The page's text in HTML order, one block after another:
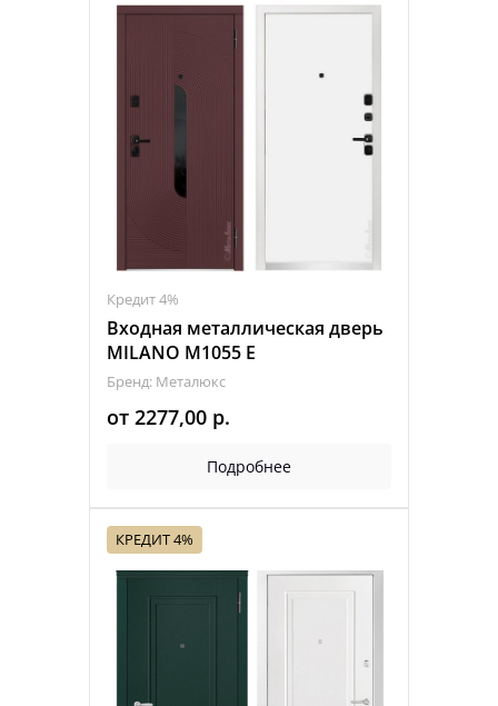
Кредит 4%
Входная металлическая дверь
MILANO M1055 Е
Бренд: Металюкс
от 2277,00 р.
Подробнее
КРЕДИТ 4%